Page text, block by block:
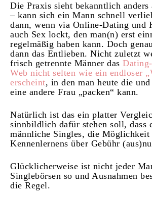
Die Praxis sieht bekanntlich anders
– kann sich ein Mann schnell
dann, wenn via Online-Dating und
auch Sex lockt, den man(n) erst
regelmäßig haben kann. Doch
dann das Entlieben. Nicht zuletzt
frisch getrennte Männer das
Web nicht selten wie ein endloser
erscheint, in den man heute die
eine andere Frau „packen“ kann.
Natürlich ist das ein platter
sinnbildlich dafür stehen soll, dass
männliche Singles, die Möglichkeit
Kennenlernens über Gebühr
Glücklicherweise ist nicht jeder
Singlebörsen so und Ausnahmen
die Regel.